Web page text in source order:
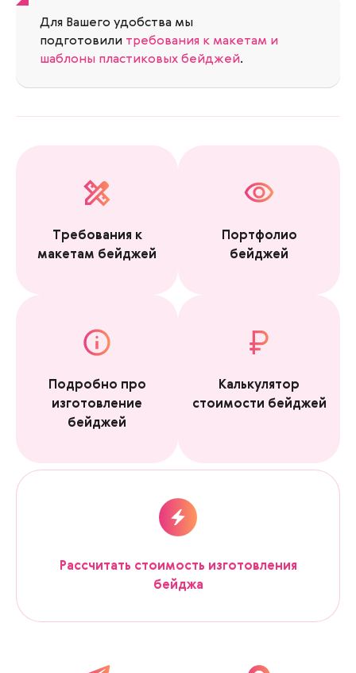
Для Вашего удобства мы
подготовили требования к макетам и
шаблоны пластиковых бейджей.
Требования к
макетам бейджей
Портфолио
бейджей
Подробно про
изготовление
бейджей
Калькулятор
стоимости бейджей
Рассчитать стоимость изготовления
бейджа